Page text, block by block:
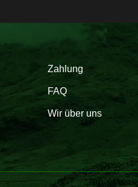
Zahlung
FAQ
Wir über uns